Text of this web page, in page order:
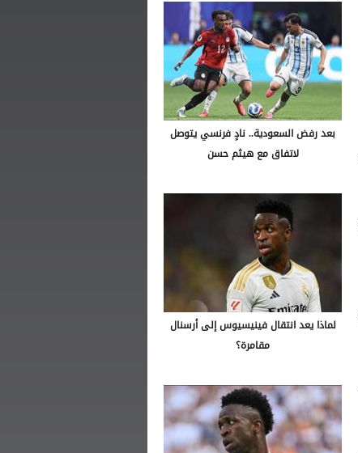
بعد رفض السعودية.. نادٍ فرنسي يتوصل
لاتفاق مع هيثم حسن
لماذا يعد انتقال فينيسيوس إلى أرسنال
مقامرة؟